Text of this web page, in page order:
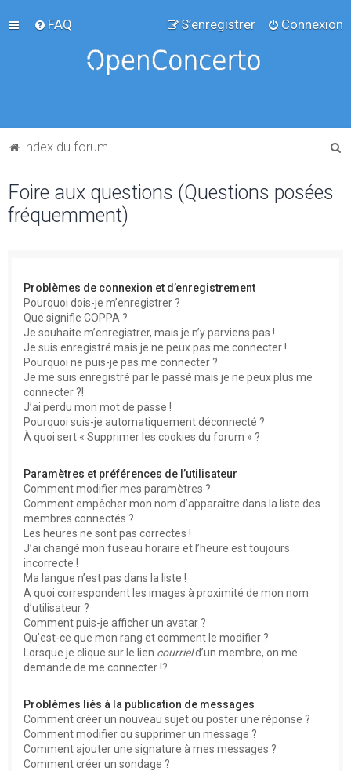
FAQ Connexion
S’enregistrer
Index du forum
Foire aux questions (Questions posées
fréquemment)
Problèmes de connexion et d’enregistrement
Pourquoi dois-je m’enregistrer ?
Que signifie COPPA ?
Je souhaite m’enregistrer, mais je n’y parviens pas !
Je suis enregistré mais je ne peux pas me connecter !
Pourquoi ne puis-je pas me connecter ?
Je me suis enregistré par le passé mais je ne peux plus me
connecter ?!
J’ai perdu mon mot de passe !
Pourquoi suis-je automatiquement déconnecté ?
À quoi sert « Supprimer les cookies du forum » ?
Paramètres et préférences de l’utilisateur
Comment modifier mes paramètres ?
Comment empêcher mon nom d’apparaître dans la liste des
membres connectés ?
Les heures ne sont pas correctes !
J’ai changé mon fuseau horaire et l’heure est toujours
incorrecte !
Ma langue n’est pas dans la liste !
A quoi correspondent les images à proximité de mon nom
d’utilisateur ?
Comment puis-je afficher un avatar ?
Qu’est-ce que mon rang et comment le modifier ?
Lorsque je clique sur le lien courrield’un membre, on me
demande de me connecter !?
Problèmes liés à la publication de messages
Comment créer un nouveau sujet ou poster une réponse ?
Comment modifier ou supprimer un message ?
Comment ajouter une signature à mes messages ?
Comment créer un sondage ?